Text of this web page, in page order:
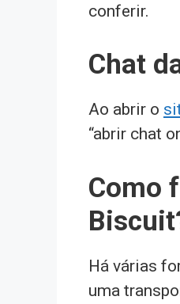
conferir.
Chat
Ao abrir o
“abrir chat
Como
Há várias
uma